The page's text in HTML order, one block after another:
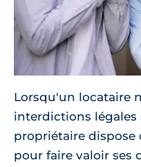
Lorsqu'un locataire
interdictions légales
propriétaire dispose
pour faire valoir ses